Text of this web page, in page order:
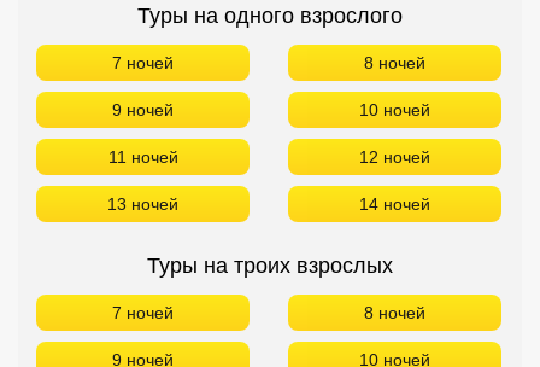
Туры на одного взрослого
7 ночей 8 ночей
9 ночей 10 ночей
11 ночей 12 ночей
13 ночей 14 ночей
Туры на троих взрослых
7 ночей 8 ночей
9 ночей 10 ночей